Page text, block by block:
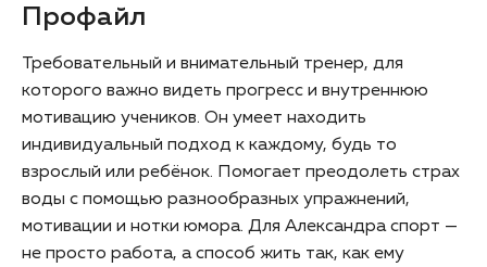
Профайл
Требовательный и внимательный тренер, для
которого важно видеть прогресс и внутреннюю
мотивацию учеников. Он умеет находить
индивидуальный подход к каждому, будь то
взрослый или ребёнок. Помогает преодолеть страх
воды с помощью разнообразных упражнений,
мотивации и нотки юмора. Для Александра спорт —
не просто работа, а способ жить так, как ему